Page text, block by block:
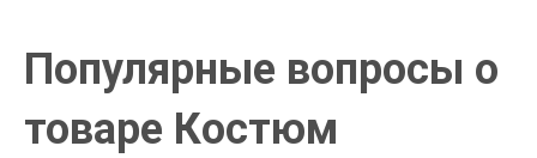
Популярные вопросы о
товаре Костюм